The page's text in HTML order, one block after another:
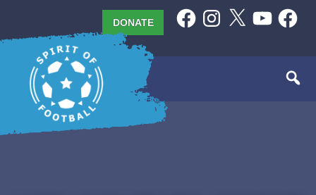
content
FacebookInstagram
X YouTube
DONATE